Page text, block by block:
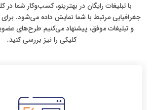
با تبلیغات رایگان در بهترینو، کسب‌وکار شما در
جغرافیایی مرتبط با شما نمایش داده می‌شود.
و تبلیغات موفق، پیشنهاد می‌کنیم طرح‌های
کلیکی را نیز بررسی کنید.